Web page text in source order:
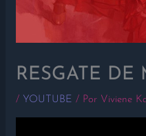
RESGATE
/ YOUTUBE / Por Viviene